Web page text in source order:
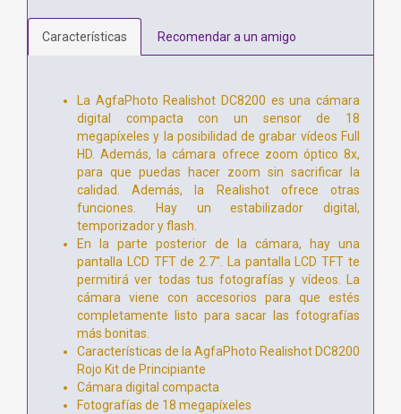
Características Recomendar a un amigo
La AgfaPhoto Realishot DC8200 es una cámara
digital compacta con un sensor de 18
megapíxeles y la posibilidad de grabar vídeos Full
HD. Además, la cámara ofrece zoom óptico 8x,
para que puedas hacer zoom sin sacrificar la
calidad. Además, la Realishot ofrece otras
funciones. Hay un estabilizador digital,
temporizador y flash.
En la parte posterior de la cámara, hay una
pantalla LCD TFT de 2.7''. La pantalla LCD TFT te
permitirá ver todas tus fotografías y vídeos. La
cámara viene con accesorios para que estés
completamente listo para sacar las fotografías
más bonitas.
Características de la AgfaPhoto Realishot DC8200
Rojo Kit de Principiante
Cámara digital compacta
Fotografías de 18 megapíxeles